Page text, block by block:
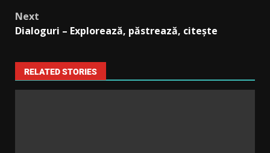
Next
Dialoguri – Explorează, păstrează, citește
RELATED STORIES